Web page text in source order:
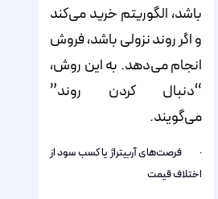
باشد، الگوریتم خرید می‌کند
و اگر روند نزولی باشد، فروش
انجام می‌دهد. به این روش،
“دنبال کردن روند”
می‌گویند.
· فرصت‌های آربیتراژ یا کسب سود از
اختلاف قیمت